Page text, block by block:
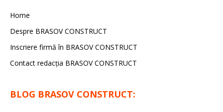
Home
Despre BRASOV CONSTRUCT
Inscriere firmă în BRASOV CONSTRUCT
Contact redacţia BRASOV CONSTRUCT
BLOG BRASOV CONSTRUCT: